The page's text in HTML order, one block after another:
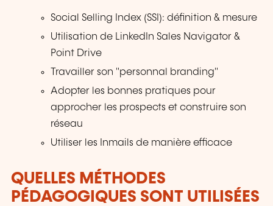
Social Selling Index (SSI): définition & mesure
Utilisation de LinkedIn Sales Navigator &
Point Drive
Travailler son "personnal branding"
Adopter les bonnes pratiques pour
approcher les prospects et construire son
réseau
Utiliser les Inmails de manière efficace
QUELLES MÉTHODES
PÉDAGOGIQUES SONT UTILISÉES